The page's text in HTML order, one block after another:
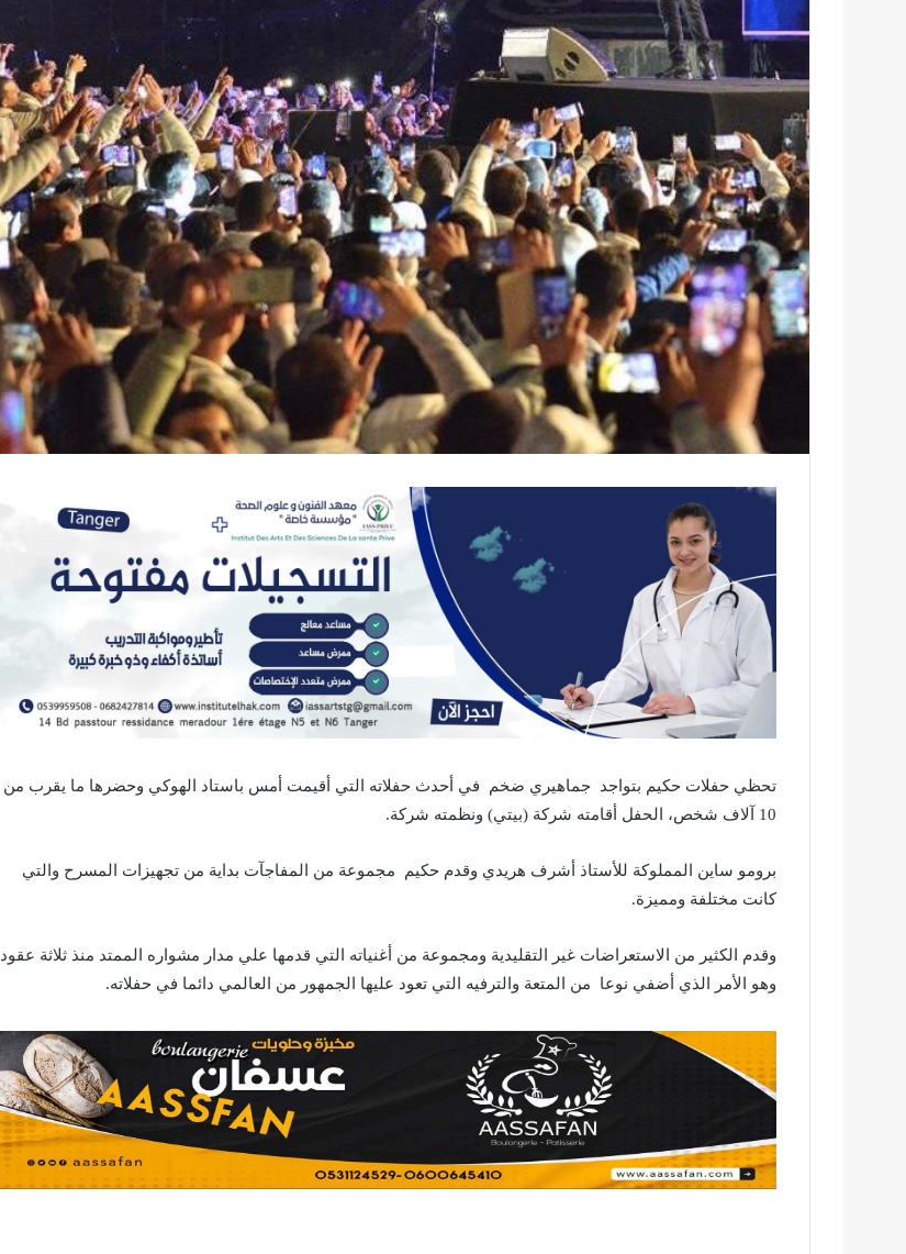
تحظي حفلات حكيم بتواجد جماهيري ضخم في أحدث حفلاته التي أقيمت أمس باستاد الهوكي وحضرها ما يقرب من
10 آلاف شخص، الحفل أقامته شركة (بيتي) ونظمته شركة.
برومو ساين المملوكة للأستاذ أشرف هريدي وقدم حكيم مجموعة من المفاجآت بداية من تجهيزات المسرح والتي
كانت مختلفة ومميزة.
وقدم الكثير من الاستعراضات غير التقليدية ومجموعة من أغنياته التي قدمها علي مدار مشواره الممتد منذ ثلاثة عقود
وهو الأمر الذي أضفي نوعا من المتعة والترفيه التي تعود عليها الجمهور من العالمي دائما في حفلاته.